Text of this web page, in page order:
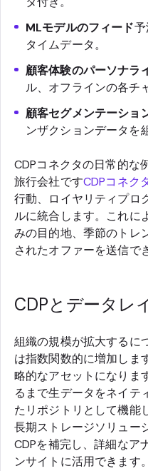
MLモデルのフィード
タイムデータ。
顧客体験のパーソナラ
ル、オフラインの各チ
顧客セグメンテーショ
ンザクションデータを
CDPコネクタの日常的な
旅行会社ですCDPコネク
行動、ロイヤリティプロ
ルに統合します。これに
みの目的地、季節のトレ
されたオファーを送信で
CDPとデータレ
組織の規模が拡大するに
は指数関数的に増加しま
略的なアセットになりま
るまで生データをネイテ
たリポジトリとして機能
長期ストレージソリュー
CDPを補完し、詳細なア
ンサイトに活用できます。